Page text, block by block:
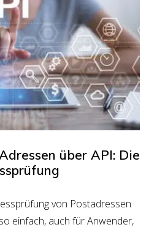
über API: Die
von Postadressen
einfach, auch für Anwender,